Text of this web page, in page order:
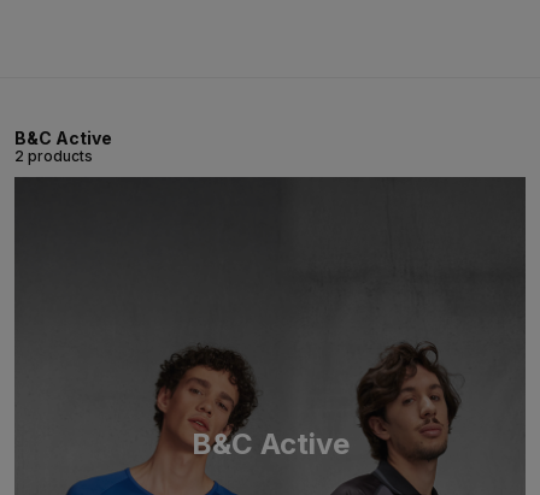
B&C Active
2 products
B&C Active